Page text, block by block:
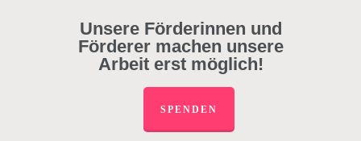
Unsere Förderinnen und
Förderer machen unsere
Arbeit erst möglich!
SPENDEN